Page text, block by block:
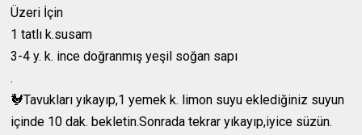
Üzeri İçin
1 tatlı k.susam
3-4 y. k. ince doğranmış yeşil soğan sapı
.
🐓Tavukları yıkayıp,1 yemek k. limon suyu eklediğiniz suyun
içinde 10 dak. bekletin.Sonrada tekrar yıkayıp,iyice süzün.